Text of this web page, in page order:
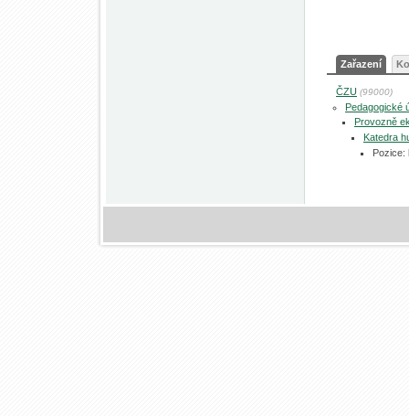
Zařazení
ČZU (99000)
Pedagogické
Provozně
Katedra
Pozice: